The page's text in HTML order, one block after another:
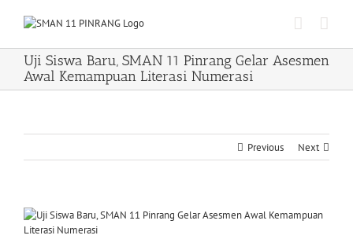
Uji Siswa Baru, SMAN 11 Pinrang Gelar Asesmen
Awal Kemampuan Literasi Numerasi
Previous Next
View
Larger